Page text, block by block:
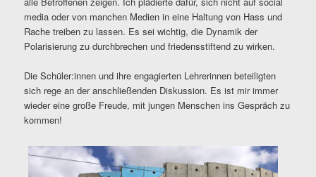
media oder von manchen Medien in eine Haltung von Hass und
Rache treiben zu lassen. Es sei wichtig, die Dynamik der
Polarisierung zu durchbrechen und friedensstiftend zu wirken.
Die Schüler:innen und ihre engagierten Lehrerinnen beteiligten
sich rege an der anschließenden Diskussion. Es ist mir immer
wieder eine große Freude, mit jungen Menschen ins Gespräch zu
kommen!